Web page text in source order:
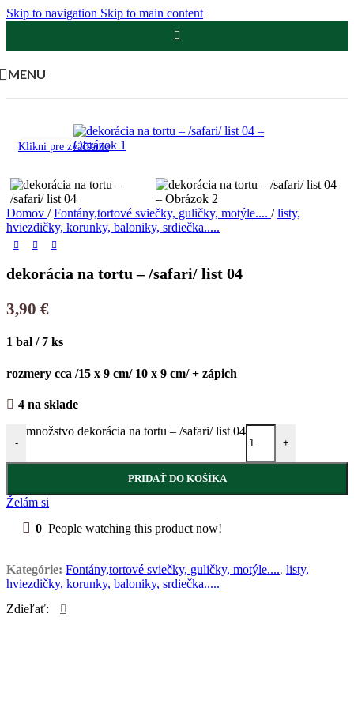
Skip to navigation Skip to main content
MENU
Klikni pre zväčšenie
Domov / Fontány,tortové sviečky, guličky, motýle.... / listy,
hviezdičky, korunky, baloniky, srdiečka.....
dekorácia na tortu – /safari/ list 04
3,90 €
1 bal / 7 ks
rozmery cca /15 x 9 cm/ 10 x 9 cm/ + zápich
4 na sklade
-
množstvo dekorácia na tortu – /safari/ list 04
+
PRIDAŤ DO KOŠÍKA
Želám si
0 People watching this product now!
Kategórie: Fontány,tortové sviečky, guličky, motýle...., listy,
hviezdičky, korunky, baloniky, srdiečka.....
Zdieľať: